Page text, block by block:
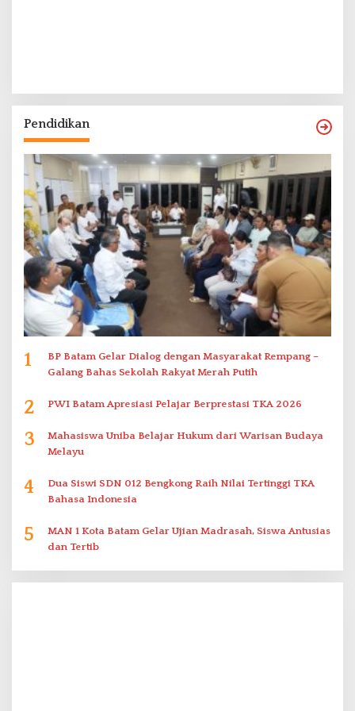
Pendidikan
1
BP Batam Gelar Dialog dengan Masyarakat Rempang –
Galang Bahas Sekolah Rakyat Merah Putih
2 PWI Batam Apresiasi Pelajar Berprestasi TKA 2026
3
Mahasiswa Uniba Belajar Hukum dari Warisan Budaya
Melayu
4
Dua Siswi SDN 012 Bengkong Raih Nilai Tertinggi TKA
Bahasa Indonesia
5
MAN 1 Kota Batam Gelar Ujian Madrasah, Siswa Antusias
dan Tertib